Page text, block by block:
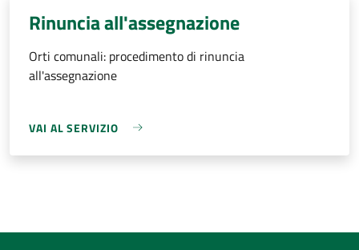
Rinuncia all'assegnazione
Orti comunali: procedimento di rinuncia
all'assegnazione
VAI AL SERVIZIO